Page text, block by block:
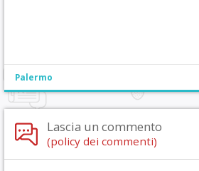
Palermo
Lascia un commento
(policy dei commenti)